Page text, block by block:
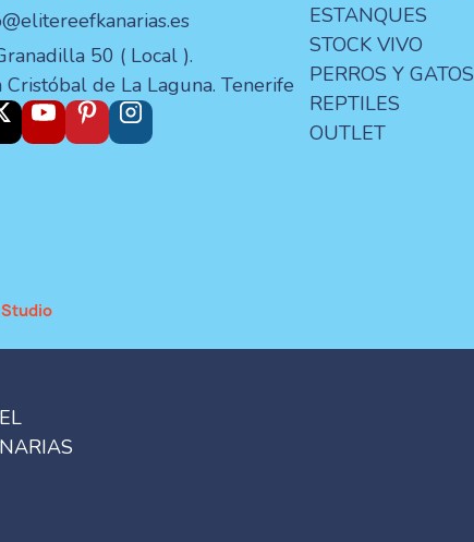
50 ( Local ).
Cristóbal de La Laguna. Tenerife
ESTANQUES
STOCK VIVO
PERROS Y GATOS
REPTILES
OUTLET